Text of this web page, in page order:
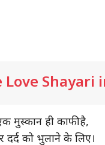
Love Shayari
मुस्कान ही काफी है,
दर्द को भुलाने के लिए।